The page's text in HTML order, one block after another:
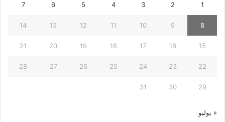
1
2
3
4
5
6
7
8
9
10
11
12
13
14
15
16
17
18
19
20
21
22
23
24
25
26
27
28
29
30
31
« يوليو